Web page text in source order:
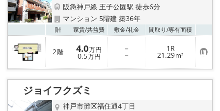
阪急神戸線 王子公園駅 徒歩6分
マンション 5階建 築36年
階 家賃/共益費 敷金/礼金 間取り/専有面積
2階 4.0万円
0.5万円
－
－
1R
21.29m² お
気
に
り
ジョイフクズミ
神戸市灘区福住通4丁目